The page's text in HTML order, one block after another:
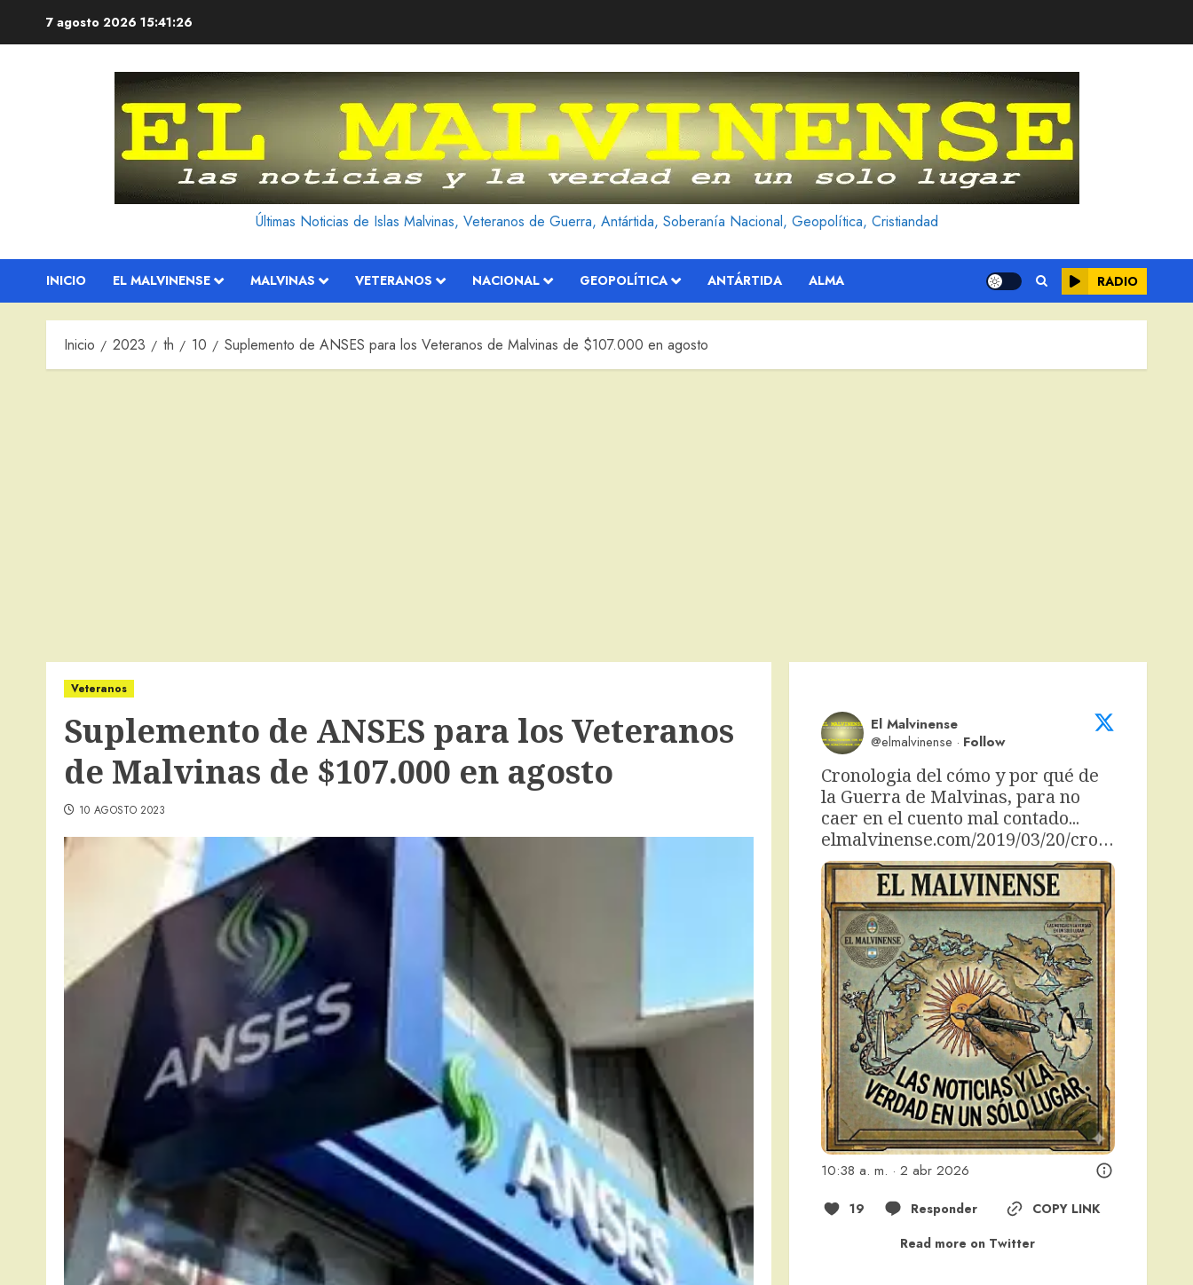
7 agosto 2026 15:41:27
Últimas Noticias de Islas Malvinas, Veteranos de Guerra, Antártida, Soberanía Nacional, Geopolítica, Cristiandad
INICIO EL MALVINENSE MALVINAS VETERANOS NACIONAL GEOPOLÍTICA ANTÁRTIDA ALMA RADIO
Inicio 2023 th 10 Suplemento de ANSES para los Veteranos de Malvinas de $107.000 en agosto
Veteranos
Suplemento de ANSES para los Veteranos
de Malvinas de $107.000 en agosto
10 AGOSTO 2023
El Malvinense
@elmalvinense · Follow
Cronologia del cómo y por qué de
la Guerra de Malvinas, para no
elmalvinense.com/2019/03/20/cro…
10:38 a. m. · 2 abr 2026
19 Responder
COPY LINK
Read more on Twitter